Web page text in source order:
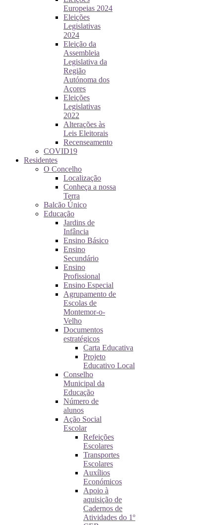
Europeias 2024
Eleições
Legislativas
2024
Eleição da
Assembleia
Legislativa da
Região
Autónoma dos
Açores
Eleições
Legislativas
2022
Alterações às
Leis Eleitorais
Recenseamento
COVID19
Residentes
O Concelho
Localização
Conheça a nossa
Terra
Balcão Único
Educação
Jardins de
Infância
Ensino Básico
Ensino
Secundário
Ensino
Profissional
Ensino Especial
Agrupamento de
Escolas de
Montemor-o-
Velho
Documentos
estratégicos
Carta Educativa
Projeto
Educativo Local
Conselho
Municipal da
Educação
Número de
alunos
Ação Social
Escolar
Refeições
Escolares
Transportes
Escolares
Auxílios
Económicos
Apoio à
aquisição de
Cadernos de
Atividades do 1º